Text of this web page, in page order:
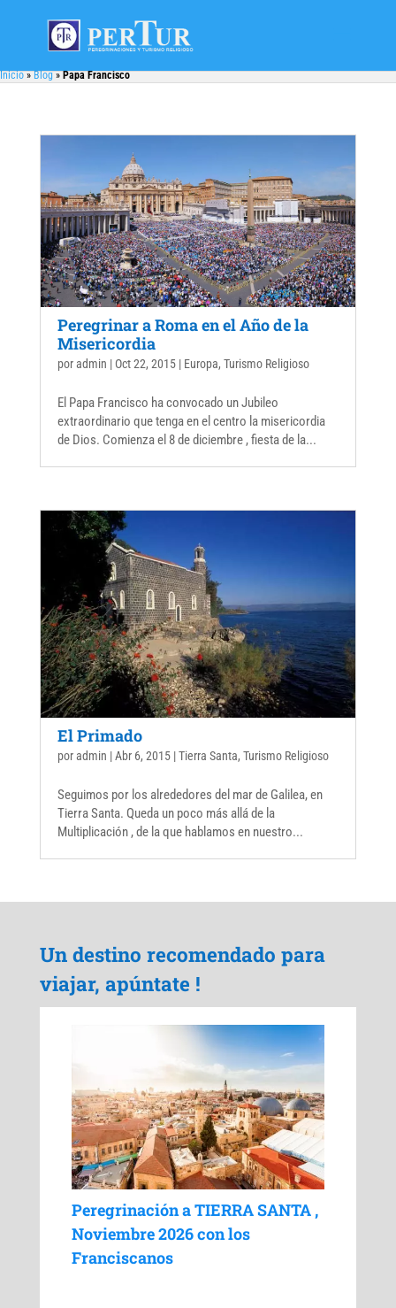
Inicio»Blog»Papa Francisco
Peregrinar a Roma en el Año de la
Misericordia
poradmin | Oct 22, 2015| Europa, Turismo Religioso
El Papa Francisco ha convocado un Jubileo
extraordinario que tenga en el centro la misericordia
de Dios. Comienza el 8 de diciembre , fiesta de la...
El Primado
poradmin |Abr 6, 2015|Tierra Santa, Turismo Religioso
Seguimos por los alrededores del mar de Galilea, en
Tierra Santa. Queda un poco más allá de la
Multiplicación , de la que hablamos en nuestro...
Un destino recomendado para
viajar, apúntate !
Peregrinación a TIERRA SANTA ,
Noviembre 2026 con los
Franciscanos